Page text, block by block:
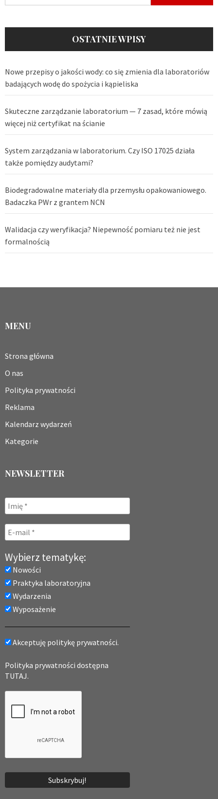
OSTATNIE WPISY
Nowe przepisy o jakości wody: co się zmienia dla laboratoriów
badających wodę do spożycia i kąpieliska
Skuteczne zarządzanie laboratorium — 7 zasad, które mówią
więcej niż certyfikat na ścianie
System zarządzania w laboratorium. Czy ISO 17025 działa
także pomiędzy audytami?
Biodegradowalne materiały dla przemysłu opakowaniowego.
Badaczka PWr z grantem NCN
Walidacja czy weryfikacja? Niepewność pomiaru też nie jest
formalnością
MENU
Strona główna
O nas
Polityka prywatności
Reklama
Kalendarz wydarzeń
Kategorie
NEWSLETTER
Wybierz tematykę:
Nowości
Praktyka laboratoryjna
Wydarzenia
Wyposażenie
Akceptuję politykę prywatności.
Polityka prywatności dostępna
TUTAJ.